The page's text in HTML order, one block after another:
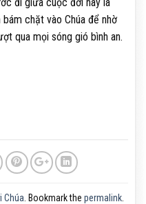
chặt vào Chúa để nhờ
qua mọi sóng gió bình an.
Chúa. Bookmark the permalink.